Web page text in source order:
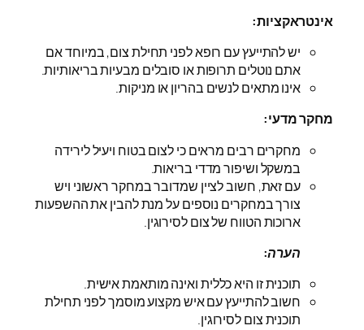
אינטראקציות:
יש להתייעץ עם רופא לפני תחילת צום, במיוחד אם
אתם נוטלים תרופות או סובלים מבעיות בריאותיות.
אינו מתאים לנשים בהריון או מניקות.
מחקר מדעי:
מחקרים רבים מראים כי לצום בטוח ויעיל לירידה
במשקל ושיפור מדדי בריאות.
עם זאת, חשוב לציין שמדובר במחקר ראשוני ויש
צורך במחקרים נוספים על מנת להבין את ההשפעות
ארוכות הטווח של צום לסירוגין.
הערה:
תוכנית זו היא כללית ואינה מותאמת אישית.
חשוב להתייעץ עם איש מקצוע מוסמך לפני תחילת
תוכנית צום לסירוגין.